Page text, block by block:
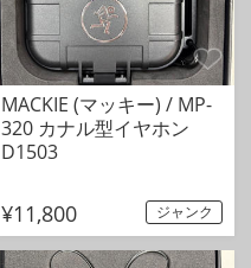
MACKIE (マッキー) / MP-
320 カナル型イヤホン
D1503
¥11,800 ジャンク